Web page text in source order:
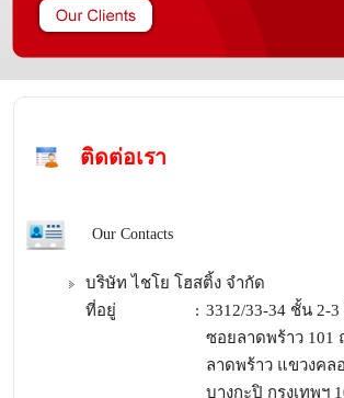
ติดต่อเรา
Our Contacts
บริษัท ไชโย โฮสติ้ง จำกัด
ที่อยู่
: 3312/33-34 ชั้น 2-3
ซอยลาดพร้าว 101
ลาดพร้าว แขวงคล
บางกะปิ กรุงเทพฯ